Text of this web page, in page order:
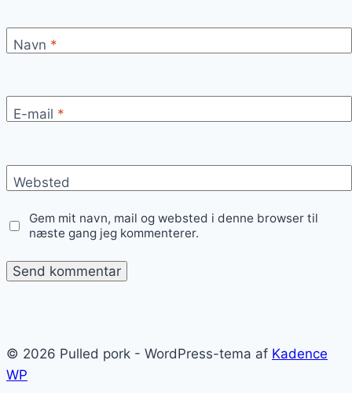
Navn *
E-mail *
Websted
Gem mit navn, mail og websted i denne browser til
næste gang jeg kommenterer.
© 2026 Pulled pork - WordPress-tema af Kadence
WP